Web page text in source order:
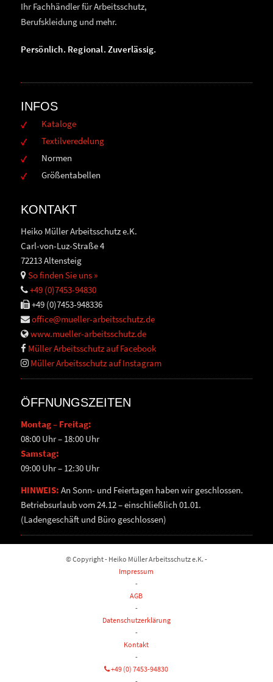
Ihr Fachhändler für Arbeitsschutz,
Berufskleidung und mehr.
Persönlich. Regional. Zuverlässig.
INFOS
Kataloge
Textilveredelung
Normen
Größentabellen
KONTAKT
Heiko Müller Arbeitsschutz e.K.
Carl-von-Luz-Straße 4
72213 Altensteig
So finden Sie uns »
+49 (0)7453-94830
+49 (0)7453-948336
office@mueller-arbeitsschutz.de
www.mueller-arbeitsschutz.de
Müller Arbeitsschutz auf Facebook
Müller Arbeitsschutz auf Instagram
ÖFFNUNGSZEITEN
Montag – Freitag:
08:00 Uhr – 18:00 Uhr
Samstag:
09:00 Uhr – 12:30 Uhr
HINWEIS: An Sonn- und Feiertagen haben wir geschlossen.
Betriebsurlaub vom 24.12 – einschließlich 01.01.
(Ladengeschäft und Büro geschlossen)
© Copyright - Heiko Müller Arbeitsschutz e.K. -
Impressum
-
AGB
-
Datenschutzerklärung
-
Kontakt
-
+49 (0) 7453-94830